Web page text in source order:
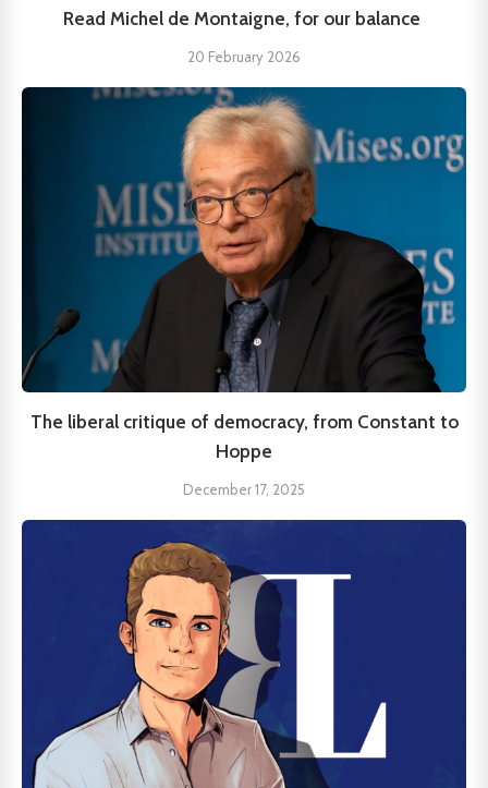
Read Michel de Montaigne, for our balance
20 February 2026
The liberal critique of democracy, from Constant to
Hoppe
December 17, 2025